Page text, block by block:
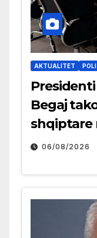
AKTUALITET
Begaj
shqiptare
06/08/2026